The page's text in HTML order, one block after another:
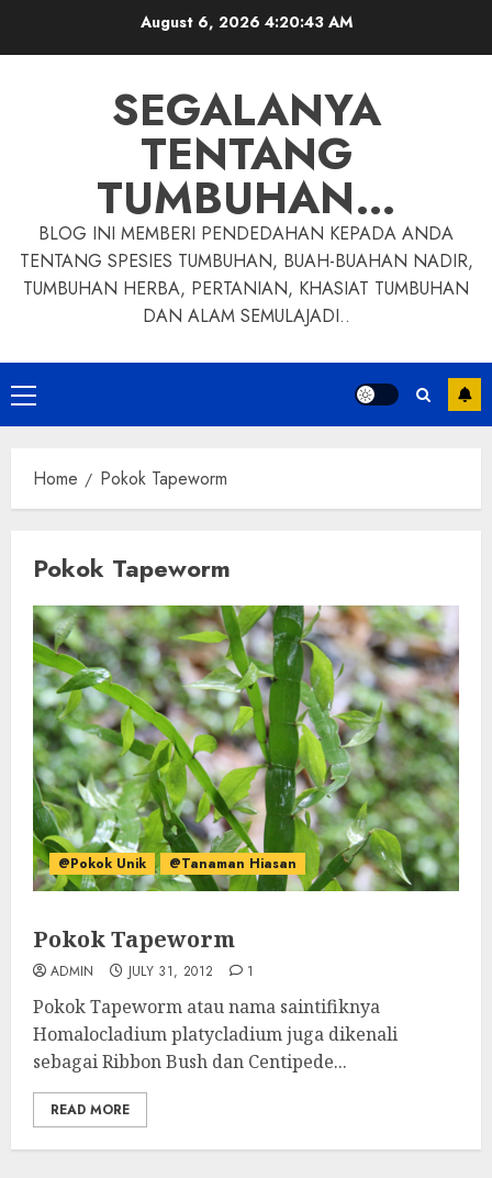
August 6, 2026 4:20:43 AM
SEGALANYA
TENTANG
TUMBUHAN…
BLOG INI MEMBERI PENDEDAHAN KEPADA ANDA
TENTANG SPESIES TUMBUHAN, BUAH-BUAHAN NADIR,
TUMBUHAN HERBA, PERTANIAN, KHASIAT TUMBUHAN
DAN ALAM SEMULAJADI..
Primary
Menu
Home Pokok Tapeworm
Pokok Tapeworm
@Pokok Unik @Tanaman Hiasan
Pokok Tapeworm
ADMIN JULY 31, 2012 1
Pokok Tapeworm atau nama saintifiknya
Homalocladium platycladium juga dikenali
sebagai Ribbon Bush dan Centipede...
READ MORE